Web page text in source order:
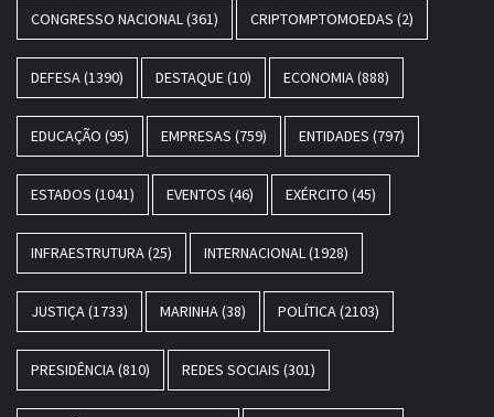
CONGRESSO NACIONAL(361) CRIPTOMPTOMOEDAS (2)
DEFESA(1390) DESTAQUE(10) ECONOMIA(888)
EDUCAÇÃO (95) EMPRESAS (759) ENTIDADES (797)
ESTADOS (1041) EVENTOS (46) EXÉRCITO (45)
INFRAESTRUTURA(25) INTERNACIONAL(1928)
JUSTIÇA(1733) MARINHA(38) POLÍTICA(2103)
PRESIDÊNCIA(810) REDES SOCIAIS (301)